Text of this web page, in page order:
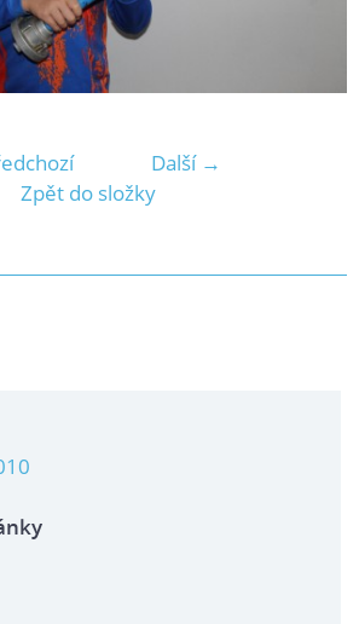
Další →
Zpět do složky